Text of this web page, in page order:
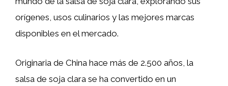
orígenes, usos culinarios y las mejores marcas
disponibles en el mercado.
Originaria de China hace más de 2.500 años, la
salsa de soja clara se ha convertido en un